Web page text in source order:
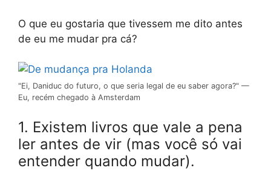
O que eu gostaria que tivessem me dito antes
de eu me mudar pra cá?
"Ei, Daniduc do futuro, o que seria legal de eu saber agora?" —
Eu, recém chegado à Amsterdam
1. Existem livros que vale a pena
ler antes de vir (mas você só vai
entender quando mudar).